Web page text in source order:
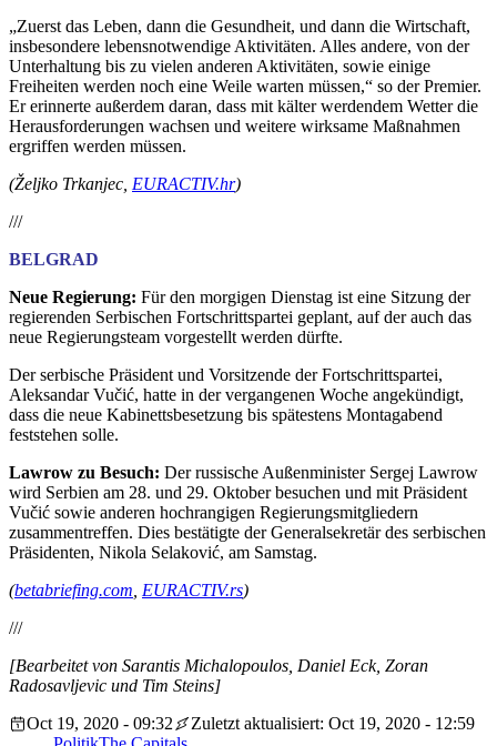
„Zuerst das Leben, dann die Gesundheit, und dann die Wirtschaft,
insbesondere lebensnotwendige Aktivitäten. Alles andere, von der
Unterhaltung bis zu vielen anderen Aktivitäten, sowie einige
Freiheiten werden noch eine Weile warten müssen,“ so der Premier.
Er erinnerte außerdem daran, dass mit kälter werdendem Wetter die
Herausforderungen wachsen und weitere wirksame Maßnahmen
ergriffen werden müssen.
(Željko Trkanjec, EURACTIV.hr)
///
BELGRAD
Neue Regierung: Für den morgigen Dienstag ist eine Sitzung der
regierenden Serbischen Fortschrittspartei geplant, auf der auch das
neue Regierungsteam vorgestellt werden dürfte.
Der serbische Präsident und Vorsitzende der Fortschrittspartei,
Aleksandar Vučić, hatte in der vergangenen Woche angekündigt,
dass die neue Kabinettsbesetzung bis spätestens Montagabend
feststehen solle.
Lawrow zu Besuch: Der russische Außenminister Sergej Lawrow
wird Serbien am 28. und 29. Oktober besuchen und mit Präsident
Vučić sowie anderen hochrangigen Regierungsmitgliedern
zusammentreffen. Dies bestätigte der Generalsekretär des serbischen
Präsidenten, Nikola Selaković, am Samstag.
(betabriefing.com EURACTIV.rs)
///
[Bearbeitet von Sarantis Michalopoulos, Daniel Eck, Zoran
Radosavljevic und Tim Steins]
Oct 19, 2020 - 09:32
Zuletzt aktualisiert: Oct 19, 2020 - 12:59